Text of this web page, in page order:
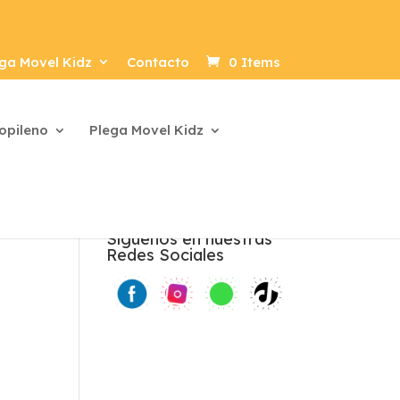
Movel Kidz Contacto 0 Items
Plega Movel Kidz
Síguenos en nuestras
Redes Sociales